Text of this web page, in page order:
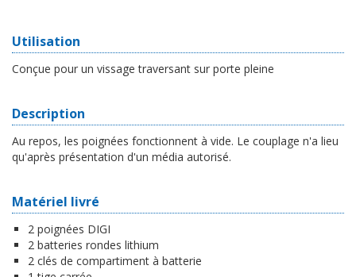
Utilisation
Conçue pour un vissage traversant sur porte pleine
Description
Au repos, les poignées fonctionnent à vide. Le couplage n'a lieu
qu'après présentation d'un média autorisé.
Matériel livré
2 poignées DIGI
2 batteries rondes lithium
2 clés de compartiment à batterie